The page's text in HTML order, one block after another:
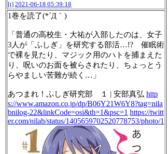
[t] 2021-06-18 05:39:18
1巻を読了(*´Д｀)
「普通の高校生・大祐が入部したのは、女子
3人が「ふしぎ」を研究する部活…!? 催眠術
で裸を見たり、マジック用のハトを捕まえた
り、呪いのお面を被らされたり、ちょっとう
らやましい苦難が続く…」
あつまれ！ふしぎ研究部 １ | 安部真弘 http
s://www.amazon.co.jp/dp/B06Y21W6Y8?tag=nila
bnilog-22&linkCode=osi&th=1&psc=1 https://twitt
er.com/nilab/status/1405659702520778753/photo/1